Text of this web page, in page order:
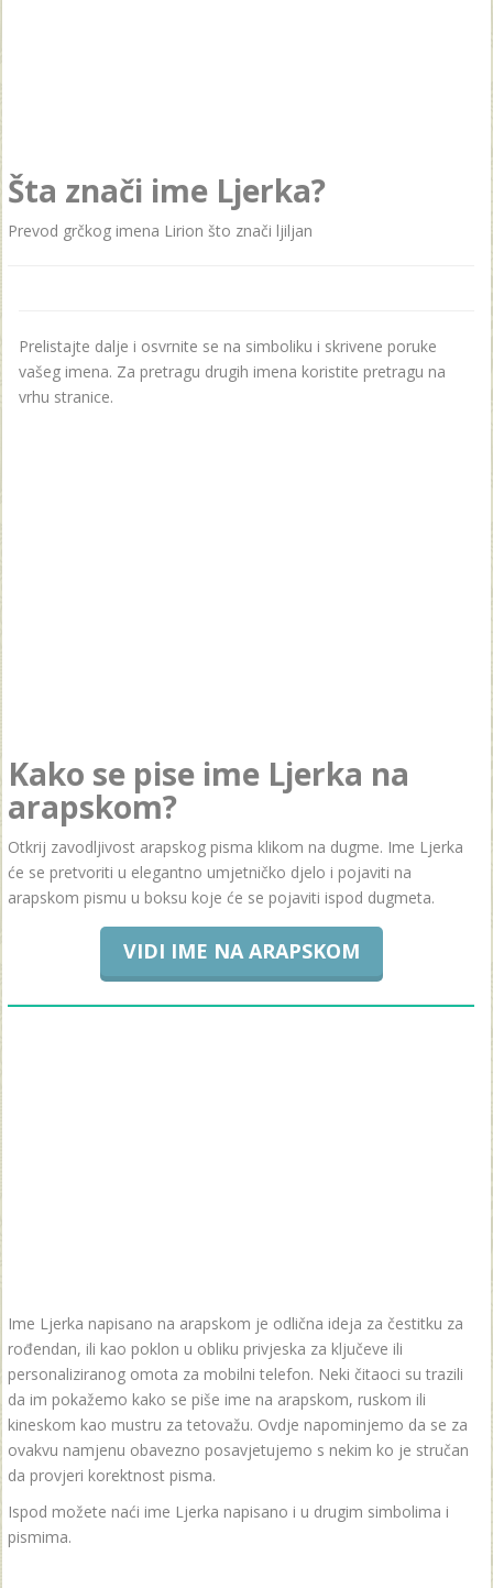
Šta znači ime Ljerka?
Prevod grčkog imenа Lirion što znači ljiljаn
Prelistajte dalje i osvrnite se na simboliku i skrivene poruke
vašeg imena. Za pretragu drugih imena koristite pretragu na
vrhu stranice.
Kako se pise ime Ljerka na
arapskom?
Otkrij zavodljivost arapskog pisma klikom na dugme. Ime Ljerka
će se pretvoriti u elegantno umjetničko djelo i pojaviti na
arapskom pismu u boksu koje će se pojaviti ispod dugmeta.
VIDI IME NA ARAPSKOM
Ime Ljerka napisano na arapskom je odlična ideja za čestitku za
rođendan, ili kao poklon u obliku privjeska za ključeve ili
personaliziranog omota za mobilni telefon. Neki čitaoci su trazili
da im pokažemo kako se piše ime na arapskom, ruskom ili
kineskom kao mustru za tetovažu. Ovdje napominjemo da se za
ovakvu namjenu obavezno posavjetujemo s nekim ko je stručan
da provjeri korektnost pisma.
Ispod možete naći ime Ljerka napisano i u drugim simbolima i
pismima.